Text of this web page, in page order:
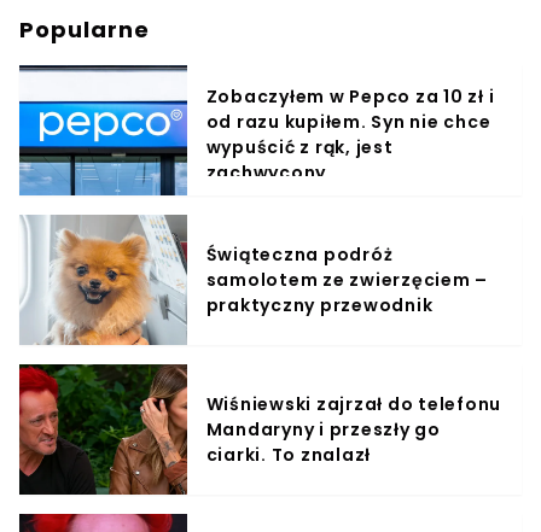
Popularne
Zobaczyłem w Pepco za 10 zł i
od razu kupiłem. Syn nie chce
wypuścić z rąk, jest
zachwycony
Świąteczna podróż
samolotem ze zwierzęciem –
praktyczny przewodnik
Wiśniewski zajrzał do telefonu
Mandaryny i przeszły go
ciarki. To znalazł